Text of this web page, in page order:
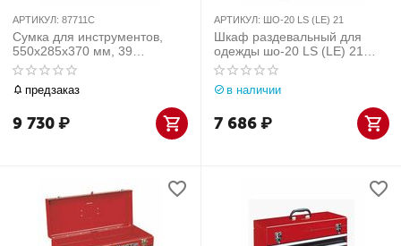
АРТИКУЛ: 87711C
Сумка для инструментов,
550х285х370 мм, 39
карманов,
водонепроницаемый нейлон
87711C
предзаказ
9 730₽
АРТИКУЛ: ШО-20 LS (LE) 21
Шкаф раздевальный для
одежды шо-20 LS (LE) 21
Практик
в наличии
7 686₽